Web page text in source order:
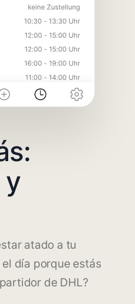
y
atado a tu
día porque estás
de DHL?